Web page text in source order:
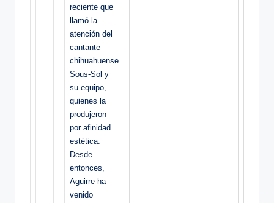
reciente que
llamó la
atención del
cantante
chihuahuense
Sous-Sol y
su equipo,
quienes la
produjeron
por afinidad
estética.
Desde
entonces,
Aguirre ha
venido